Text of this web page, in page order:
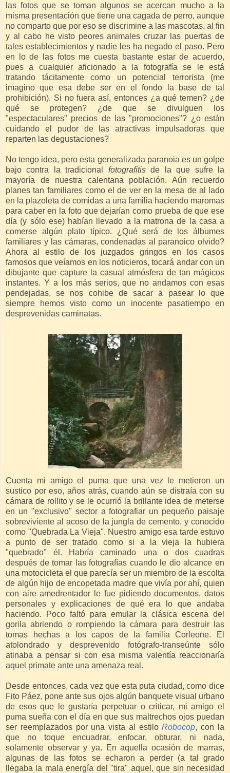
las fotos que se toman algunos se acercan mucho a la
misma presentación que tiene una cagada de perro, aunque
no comparto que por eso se discrimine a las mascotas, al fin
y al cabo he visto peores animales cruzar las puertas de
tales establecimientos y nadie les ha negado el paso. Pero
en lo de las fotos me cuesta bastante estar de acuerdo,
pues a cualquier aficionado a la fotografía se le está
tratando tácitamente como un potencial terrorista (me
imagino que esa debe ser en el fondo la base de tal
prohibición). Si no fuera así, entonces ¿a qué temen? ¿de
qué se protegen? ¿de que se divulguen los
"espectaculares" precios de las "promociones"? ¿o están
cuidando el pudor de las atractivas impulsadoras que
reparten las degustaciones?
No tengo idea, pero esta generalizada paranoia es un golpe
bajo contra la tradicional fotografitisde la que sufre la
mayoría de nuestra calentana población. Aún recuerdo
planes tan familiares como el de ver en la mesa de al lado
en la plazoleta de comidas a una familia haciendo maromas
para caber en la foto que dejarían como prueba de que ese
día (y sólo ese) habían llevado a la matrona de la casa a
comerse algún plato típico. ¿Qué será de los álbumes
familiares y las cámaras, condenadas al paranoico olvido?
Ahora al estilo de los juzgados gringos en los casos
famosos que veíamos en los noticieros, tocará andar con un
dibujante que capture la casual atmósfera de tan mágicos
instantes. Y a los más serios, que no andamos con esas
pendejadas, se nos cohibe de sacar a pasear lo que
siempre hemos visto como un inocente pasatiempo en
desprevenidas caminatas.
Cuenta mi amigo el puma que una vez le metieron un
sustico por eso, años atrás, cuando aún se distraía con su
cámara de rollito y se le ocurrió la brillante idea de meterse
en un "exclusivo" sector a fotografiar un pequeño paisaje
sobreviviente al acoso de la jungla de cemento, y conocido
como "Quebrada La Vieja". Nuestro amigo esa tarde estuvo
a punto de ser tratado como si a la vieja la hubiera
"quebrado" él. Habría caminado una o dos cuadras
después de tomar las fotografías cuando le dio alcance en
una motocicleta el que parecía ser un miembro de la escolta
de algún hijo de encopetada madre que vivía por ahí, quien
con aire amedrentador le fue pidiendo documentos, datos
personales y explicaciones de qué era lo que andaba
haciendo. Poco faltó para emular la clásica escena del
gorila abriendo o rompiendo la cámara para destruir las
tomas hechas a los capos de la familia Corleone. El
atolondrado y desprevenido fotógrafo-transeúnte sólo
atinaba a pensar si con esa misma valentía reaccionaría
aquel primate ante una amenaza real.
Desde entonces, cada vez que esta puta ciudad, como dice
Fito Páez, pone ante sus ojos algún banquete visual urbano
de esos que le gustaría perpetuar o criticar, mi amigo el
puma sueña con el día en que sus maltrechos ojos puedan
ser reemplazados por una vista al estiloRobocop, con la
que no toque encuadrar, enfocar, obturar, ni nada,
solamente observar y ya. En aquella ocasión de marras,
algunas de las fotos se echaron a perder (a tal grado
llegaba la mala energía del "tira" aquel, que sin necesidad